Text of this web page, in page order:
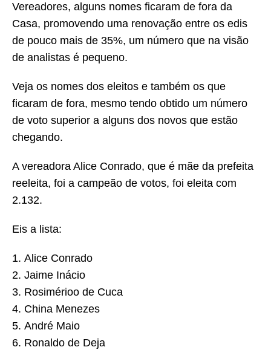
Vereadores, alguns nomes ficaram de fora da
Casa, promovendo uma renovação entre os edis
de pouco mais de 35%, um número que na visão
de analistas é pequeno.
Veja os nomes dos eleitos e também os que
ficaram de fora, mesmo tendo obtido um número
de voto superior a alguns dos novos que estão
chegando.
A vereadora Alice Conrado, que é mãe da prefeita
reeleita, foi a campeão de votos, foi eleita com
2.132.
Eis a lista:
Alice Conrado
Jaime Inácio
Rosimérioo de Cuca
China Menezes
André Maio
Ronaldo de Deja